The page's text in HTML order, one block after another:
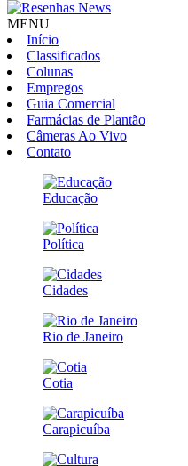
MENU
Início
Classificados
Colunas
Empregos
Guia Comercial
Farmácias de Plantão
Câmeras Ao Vivo
Contato
Educação
Política
Cidades
Rio de Janeiro
Cotia
Carapicuíba